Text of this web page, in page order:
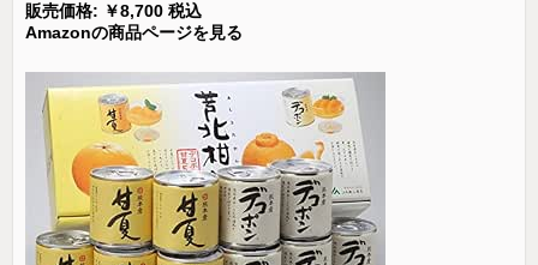
販売価格: ￥8,700 税込
Amazonの商品ページを見る